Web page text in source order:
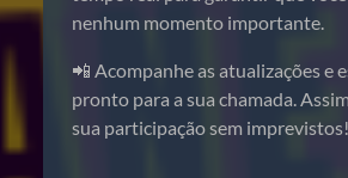
nenhum momento importante.
📲 Acompanhe as atualizações e
pronto para a sua chamada.
sua participação sem imprevistos!